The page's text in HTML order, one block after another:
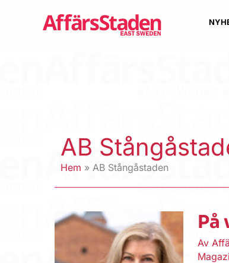
AB
Hem AB Stångåstaden
På
Av